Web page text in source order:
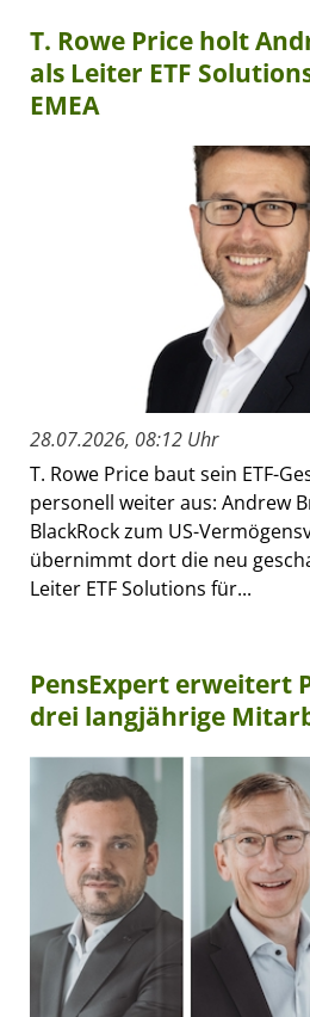
T. Rowe Price holt
als Leiter ETF
EMEA
28.07.2026, 08:12 Uhr
T. Rowe Price baut sein ETF-
personell weiter aus: Andrew
BlackRock zum US-
übernimmt dort die neu
Leiter ETF Solutions für...
PensExpert erweitert
drei langjährige